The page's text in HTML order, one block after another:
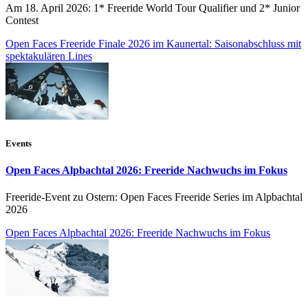
Am 18. April 2026: 1* Freeride World Tour Qualifier und 2* Junior
Contest
Open Faces Freeride Finale 2026 im Kaunertal: Saisonabschluss mit
spektakulären Lines
Events
Open Faces Alpbachtal 2026: Freeride Nachwuchs im Fokus
Freeride-Event zu Ostern: Open Faces Freeride Series im Alpbachtal
2026
Open Faces Alpbachtal 2026: Freeride Nachwuchs im Fokus